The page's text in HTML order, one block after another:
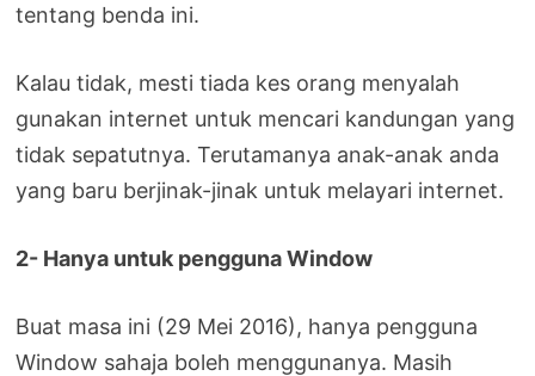
tentang benda ini.
Kalau tidak, mesti tiada kes orang menyalah
gunakan internet untuk mencari kandungan yang
tidak sepatutnya. Terutamanya anak-anak anda
yang baru berjinak-jinak untuk melayari internet.
2- Hanya untuk pengguna Window
Buat masa ini (29 Mei 2016), hanya pengguna
Window sahaja boleh menggunanya. Masih